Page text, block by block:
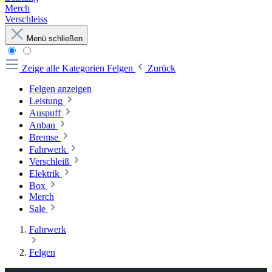
Merch
Verschleiss
Menü schließen
Zeige alle Kategorien Felgen
Zurück
Felgen anzeigen
Leistung
Auspuff
Anbau
Bremse
Fahrwerk
Verschleiß
Elektrik
Box
Merch
Sale
Fahrwerk
Felgen